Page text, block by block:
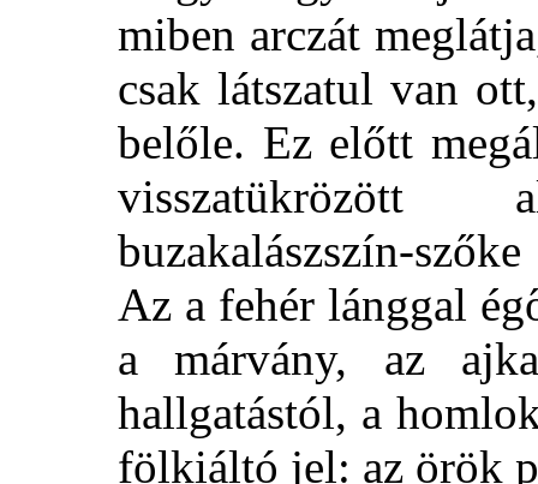
miben arczát
csak látszatul van
belőle. Ez előtt
buzakalászszín-
Az a fehér lánggal
a márvány, az
hallgatástól, a
fölkiáltó jel: az örök